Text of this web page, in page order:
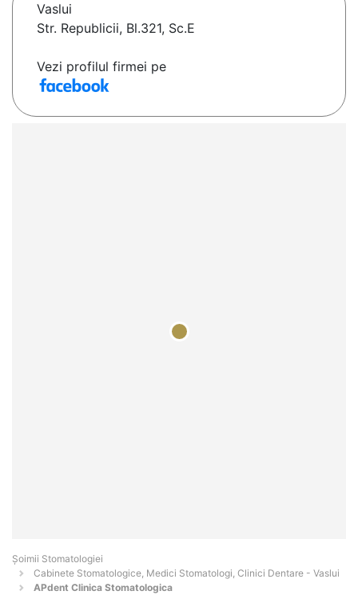
Vaslui
Str. Republicii, Bl.321, Sc.E
Vezi profilul firmei pe
Șoimii Stomatologiei
Cabinete Stomatologice, Medici Stomatologi, Clinici Dentare - Vaslui
APdent Clinica Stomatologica